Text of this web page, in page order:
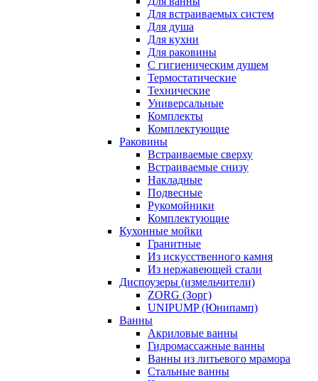
Для встраиваемых систем
Для душа
Для кухни
Для раковины
С гигиеническим душем
Термостатические
Технические
Универсальные
Комплекты
Комплектующие
Раковины
Встраиваемые сверху
Встраиваемые снизу
Накладные
Подвесные
Рукомойники
Комплектующие
Кухонные мойки
Гранитные
Из искусственного камня
Из нержавеющей стали
Диспоузеры (измельчители)
ZORG (Зорг)
UNIPUMP (Юнипамп)
Ванны
Акриловые ванны
Гидромассажные ванны
Ванны из литьевого мрамора
Стальные ванны